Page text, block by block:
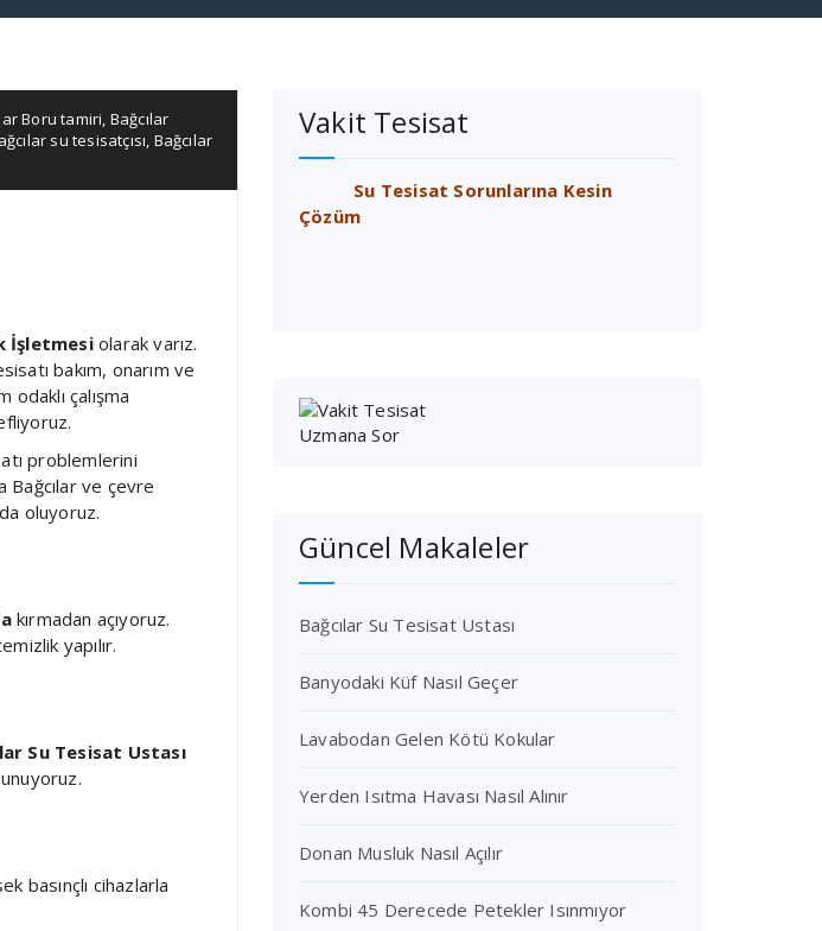
Boru tamiri, Bağcılar
su tesisatçısı, Bağcılar
İşletmesiolarak varız.
bakım, onarım ve
çalışma
problemlerini
Bağcılar ve çevre
oluyoruz.
kırmadan açıyoruz.
yapılır.
Su Tesisat Ustası
basınçlı cihazlarla
Vakit Tesisat
Su Tesisat Sorunlarına Kesin
Çözüm
Güncel Makaleler
Bağcılar Su Tesisat Ustası
Banyodaki Küf Nasıl Geçer
Lavabodan Gelen Kötü Kokular
Yerden Isıtma Havası Nasıl Alınır
Donan Musluk Nasıl Açılır
Kombi 45 Derecede Petekler Isınmıyor